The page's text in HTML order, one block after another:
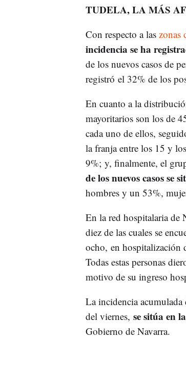
TUDELA, LA MÁS
Con respecto a laszonas
incidencia se ha
de los nuevos casos de
registró el 32% de los
En cuanto a la
mayoritarios son los de
cada uno de ellos,
la franja entre los 15 y
9%; y, finalmente, el
de los nuevos casos se
hombres y un 53%,
En la red hospitalaria de
diez de las cuales se
ocho, en hospitalización
Todas estas personas
motivo de su ingreso
La incidencia acumulada
del viernes, se sitúa en
Gobierno de Navarra.